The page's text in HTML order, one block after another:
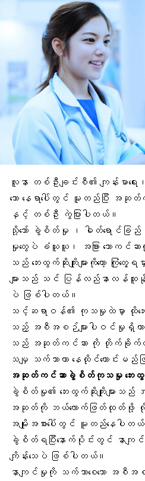
လူနာ တစ်ဦးချင်းစီ၏ ကျန်းမာ
သော နေရာပေါ်တွင် မူတည်ပြီး
နှင့် တစ်ဦး ကွဲပြားပါတယ်။
သို့သော် ခွဲစိတ်မှု ၊ ဓါတ်ရောင်ခြ
မှုတွေပဲ ခံယူယူ၊ အခြား သောက
သည် ဘေးထွက်ဆိုးကျိုးများကိုတော့ ကြုံတွ
များသည် သင် ပြန်လည်နာလ
ပဲ ဖြစ်ပါတယ်။
သင့်ဆရာဝန်၏ ကုသမှုထဲမှာ ထိုဘေးထွက်ဆို
သည့် အစီအစဉ်များပါဝင်မှုရှိတာ
သည် အဆုတ်ကင်ဆာ ကို တိုက်ခိုက်
သမျှ သက်သာကာ နေထိုင်ကောင်းမ
အဆုတ်ကင်ဆာခွဲစိတ်ကုသမှု ဘေးထွက်ဆိုး
ခွဲစိတ်မှု၏ ဘေးထွက်ဆိုးကျိုးများ
အဆုတ်ကို ဘယ်လောက်ဖြတ်ထုတ်ဖို့
အမျိုးအစားပေါ်တွင် မူတည်နေ
ခွဲစိတ်ရပြီးနောက်ပိုင်းတွင် နာက
ကျိန်းသေပဲ ဖြစ်ပါတယ်။
နာကျင်မှုကို သက်သာစေသော အစီ